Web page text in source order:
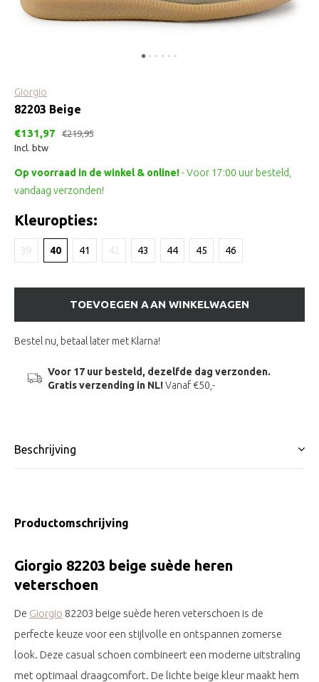
Giorgio
82203 Beige
€131,97
€219,95
Incl. btw
Op voorraad in de winkel & online!- Voor 17:00 uur besteld,
vandaag verzonden!
Kleuropties:
39 40 41 42 43 44 45 46
TOEVOEGEN AAN WINKELWAGEN
Bestel nu, betaal later met Klarna!
Voor 17 uur besteld, dezelfde dag verzonden.
Gratis verzending in NL!Vanaf €50,-
Beschrijving
Productomschrijving
Giorgio 82203 beige suède heren
veterschoen
De Giorgio 82203 beige suède heren veterschoen is de
perfecte keuze voor een stijlvolle en ontspannen zomerse
look. Deze casual schoen combineert een moderne uitstraling
met optimaal draagcomfort. De lichte beige kleur maakt hem